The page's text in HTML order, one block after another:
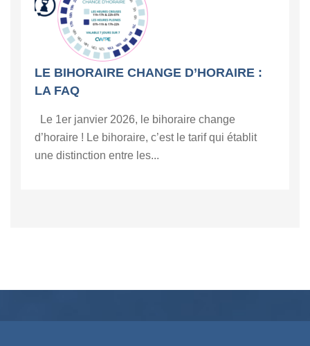
LE BIHORAIRE CHANGE D’HORAIRE :
LA FAQ
Le 1er janvier 2026, le bihoraire change
d’horaire ! Le bihoraire, c’est le tarif qui établit
une distinction entre les...